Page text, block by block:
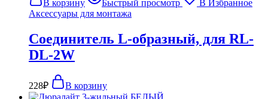
В корзину Быстрый просмотр
В Избранное
Аксессуары для монтажа
Соединитель L-образный, для RL-
DL-2W
228₽ В корзину